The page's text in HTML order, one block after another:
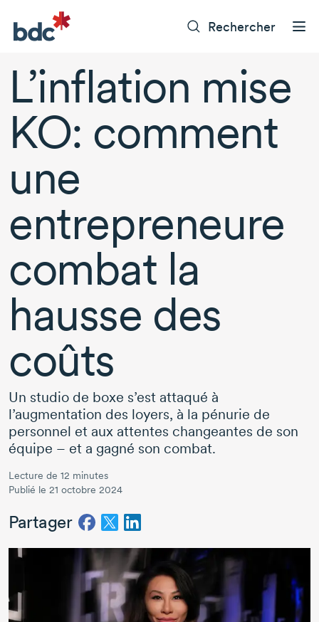
Rechercher
L’inflation mise
KO: comment
une
entrepreneure
combat la
hausse des
coûts
Un studio de boxe s’est attaqué à
l’augmentation des loyers, à la pénurie de
personnel et aux attentes changeantes de son
équipe – et a gagné son combat.
Lecture de 12 minutes
Publié le 21 octobre 2024
Partager